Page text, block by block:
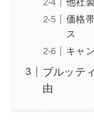
価格
ス
キャ
ブルッテ
由